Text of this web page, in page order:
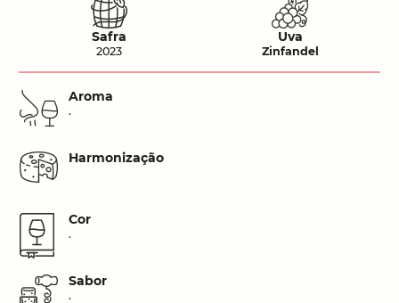
Safra
2023
Uva
Zinfandel
Aroma
.
Harmonização
Cor
.
Sabor
.